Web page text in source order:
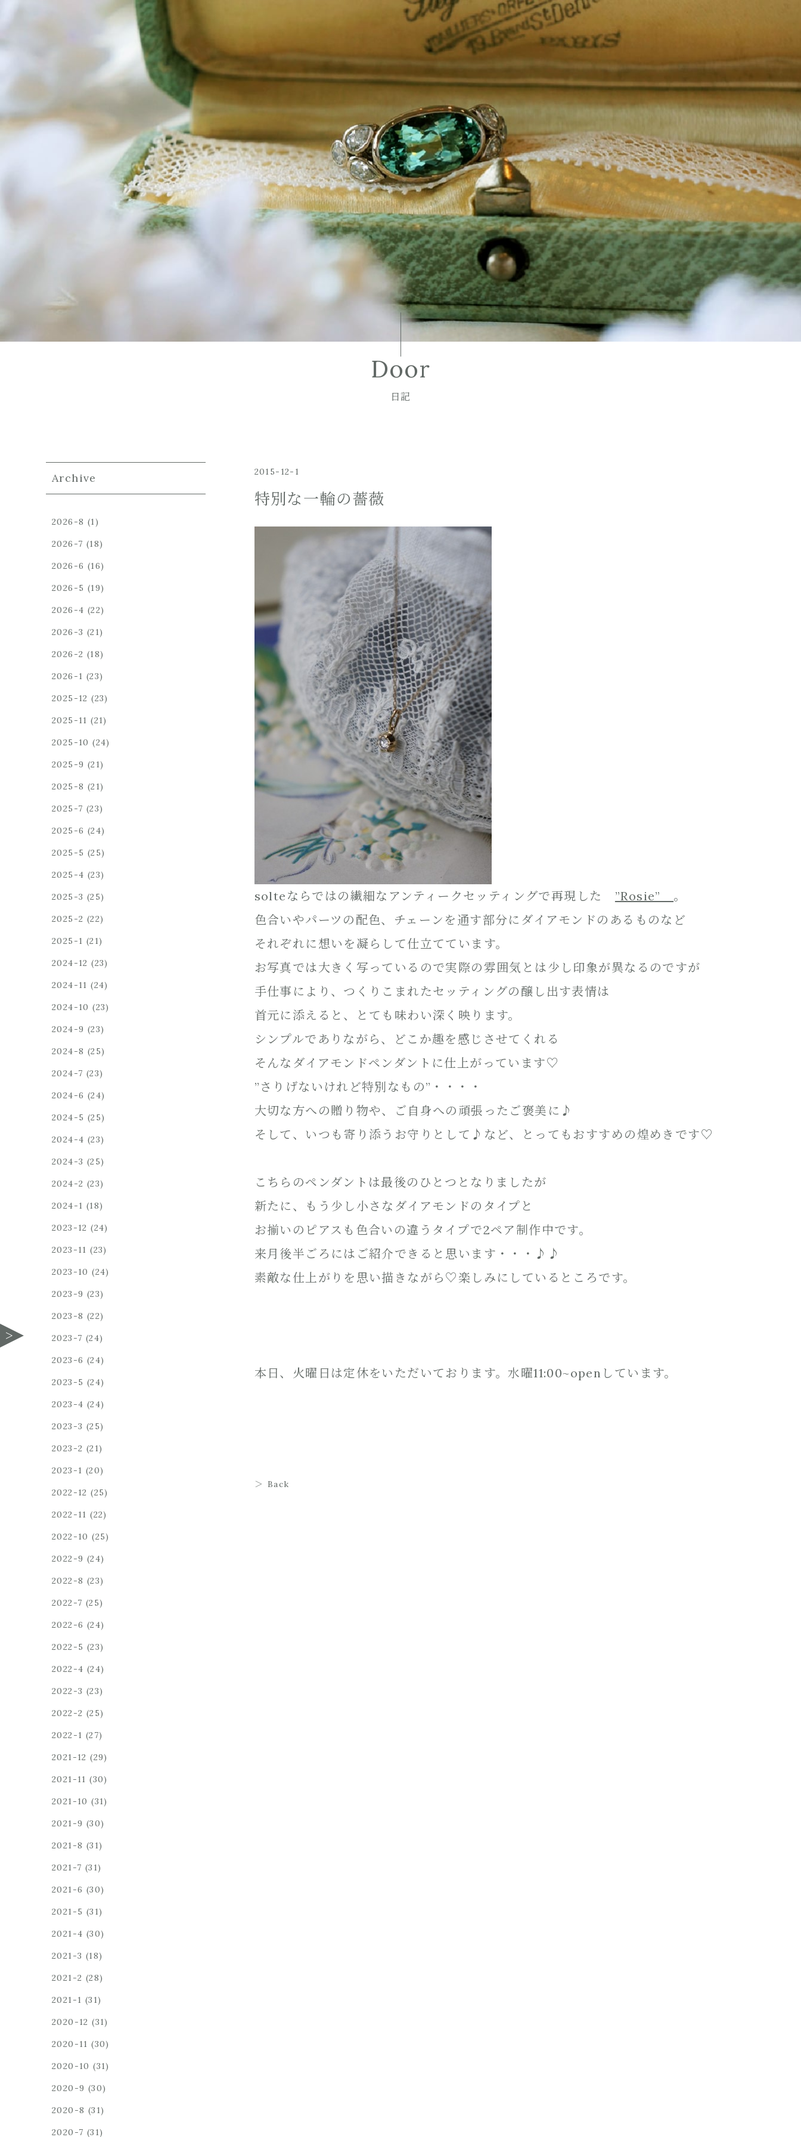
Door
日記
Archive
2026-8 (1)
2026-7 (18)
2026-6 (16)
2026-5 (19)
2026-4 (22)
2026-3 (21)
2026-2 (18)
2026-1 (23)
2025-12 (23)
2025-11 (21)
2025-10 (24)
2025-9 (21)
2025-8 (21)
2025-7 (23)
2025-6 (24)
2025-5 (25)
2025-4 (23)
2025-3 (25)
2025-2 (22)
2025-1 (21)
2024-12 (23)
2024-11 (24)
2024-10 (23)
2024-9 (23)
2024-8 (25)
2024-7 (23)
2024-6 (24)
2024-5 (25)
2024-4 (23)
2024-3 (25)
2024-2 (23)
2024-1 (18)
2023-12 (24)
2023-11 (23)
2023-10 (24)
2023-9 (23)
2023-8 (22)
2023-7 (24)
2023-6 (24)
2023-5 (24)
2023-4 (24)
2023-3 (25)
2023-2 (21)
2023-1 (20)
2022-12 (25)
2022-11 (22)
2022-10 (25)
2022-9 (24)
2022-8 (23)
2022-7 (25)
2022-6 (24)
2022-5 (23)
2022-4 (24)
2022-3 (23)
2022-2 (25)
2022-1 (27)
2021-12 (29)
2021-11 (30)
2021-10 (31)
2021-9 (30)
2021-8 (31)
2021-7 (31)
2021-6 (30)
2021-5 (31)
2021-4 (30)
2021-3 (18)
2021-2 (28)
2021-1 (31)
2020-12 (31)
2020-11 (30)
2020-10 (31)
2020-9 (30)
2020-8 (31)
2020-7 (31)
2015-12-1
特別な一輪の薔薇
solteならではの繊細なアンティークセッティングで再現した ”Rosie” 。
色合いやパーツの配色、チェーンを通す部分にダイアモンドのあるものなど
それぞれに想いを凝らして仕立てています。
お写真では大きく写っているので実際の雰囲気とは少し印象が異なるのですが
手仕事により、つくりこまれたセッティングの醸し出す表情は
首元に添えると、とても味わい深く映ります。
シンプルでありながら、どこか趣を感じさせてくれる
そんなダイアモンドペンダントに仕上がっています♡
”さりげないけれど特別なもの”・・・・
大切な方への贈り物や、ご自身への頑張ったご褒美に♪
そして、いつも寄り添うお守りとして♪など、とってもおすすめの煌めきです♡
こちらのペンダントは最後のひとつとなりましたが
新たに、もう少し小さなダイアモンドのタイプと
お揃いのピアスも色合いの違うタイプで2ペア制作中です。
来月後半ごろにはご紹介できると思います・・・♪♪
素敵な仕上がりを思い描きながら♡楽しみにしているところです。
本日、火曜日は定休をいただいております。水曜11:00~openしています。
Back